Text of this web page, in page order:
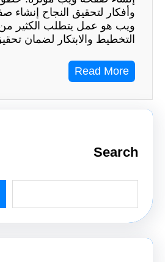
وأفكار لتحقيق النجاح إنشاء صفحة
ويب هو عمل يتطلب الكثير من
التخطيط والابتكار لضمان تحقيق…
Read More
Search
a